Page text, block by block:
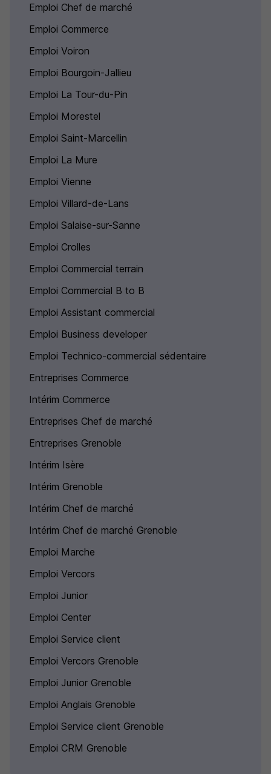
Emploi Chef de marché
Emploi Commerce
Emploi Voiron
Emploi Bourgoin-Jallieu
Emploi La Tour-du-Pin
Emploi Morestel
Emploi Saint-Marcellin
Emploi La Mure
Emploi Vienne
Emploi Villard-de-Lans
Emploi Salaise-sur-Sanne
Emploi Crolles
Emploi Commercial terrain
Emploi Commercial B to B
Emploi Assistant commercial
Emploi Business developer
Emploi Technico-commercial sédentaire
Entreprises Commerce
Intérim Commerce
Entreprises Chef de marché
Entreprises Grenoble
Intérim Isère
Intérim Grenoble
Intérim Chef de marché
Intérim Chef de marché Grenoble
Emploi Marche
Emploi Vercors
Emploi Junior
Emploi Center
Emploi Service client
Emploi Vercors Grenoble
Emploi Junior Grenoble
Emploi Anglais Grenoble
Emploi Service client Grenoble
Emploi CRM Grenoble